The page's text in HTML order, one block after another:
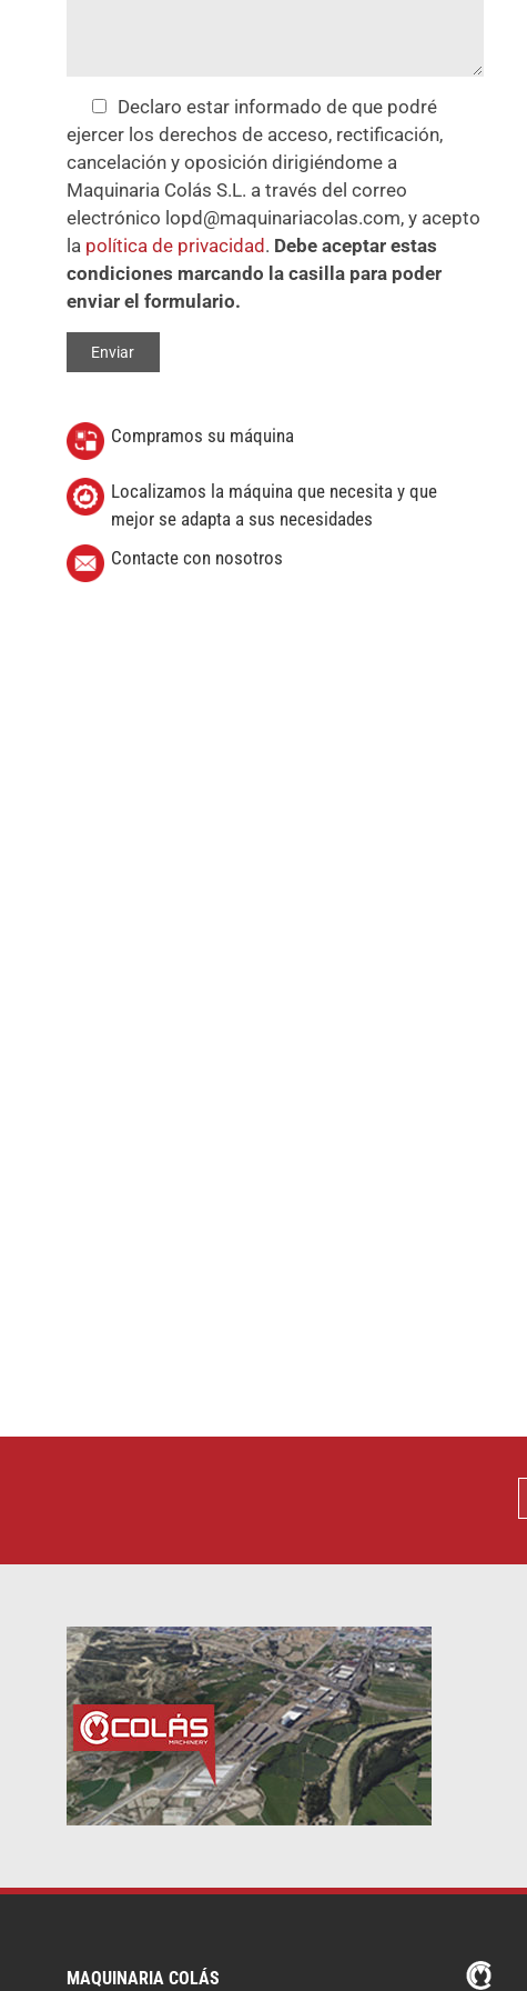
Declaro estar informado de que podré
ejercer los derechos de acceso, rectificación,
cancelación y oposición dirigiéndome a
Maquinaria Colás S.L. a través del correo
electrónico lopd@maquinariacolas.com, y acepto
la política de privacidad . Debe aceptar estas
condiciones marcando la casilla para poder
enviar el formulario.
Compramos su máquina
Localizamos la máquina que necesita y que
mejor se adapta a sus necesidades
Contacte con nosotros
MAQUINARIA COLÁS